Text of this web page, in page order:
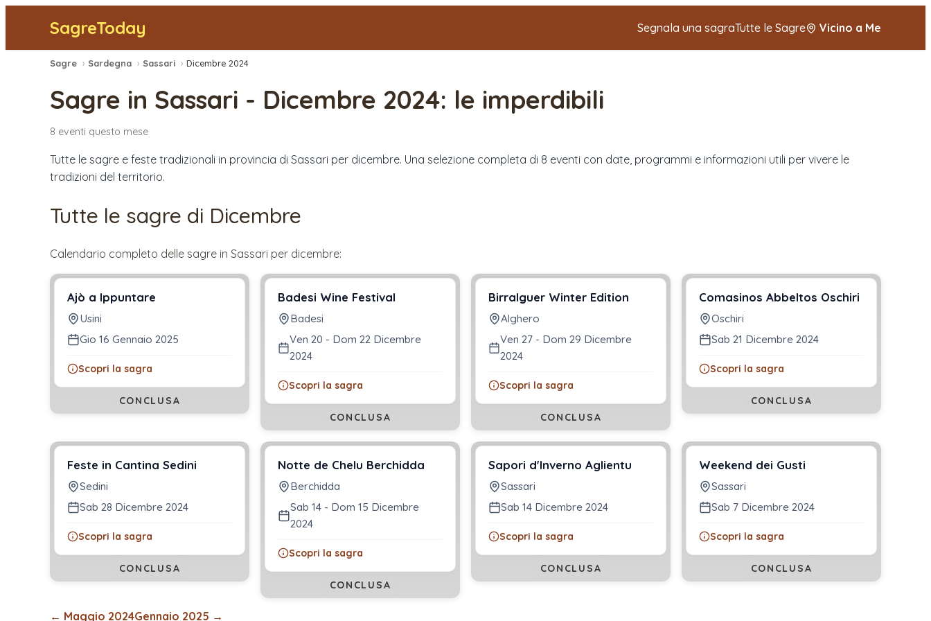
SagreToday Segnala una sagraTutte le Sagre Vicino a Me
Sagre › Sardegna › Sassari › Dicembre 2024
Sagre in Sassari - Dicembre 2024: le imperdibili
8 eventi questo mese
Tutte le sagre e feste tradizionali in provincia di Sassari per dicembre. Una selezione completa di 8 eventi con date, programmi e informazioni utili per vivere le
tradizioni del territorio.
Tutte le sagre di Dicembre
Calendario completo delle sagre in Sassari per dicembre:
Ajò a Ippuntare
Usini
Gio 16 Gennaio 2025
Scopri la sagra
CONCLUSA
Badesi Wine Festival
Badesi
Ven 20 - Dom 22 Dicembre
2024
Scopri la sagra
CONCLUSA
Birralguer Winter Edition
Alghero
Ven 27 - Dom 29 Dicembre
2024
Scopri la sagra
CONCLUSA
Comasinos Abbeltos Oschiri
Oschiri
Sab 21 Dicembre 2024
Scopri la sagra
CONCLUSA
Feste in Cantina Sedini
Sedini
Sab 28 Dicembre 2024
Scopri la sagra
CONCLUSA
Notte de Chelu Berchidda
Berchidda
Sab 14 - Dom 15 Dicembre
2024
Scopri la sagra
CONCLUSA
Sapori d'Inverno Aglientu
Sassari
Sab 14 Dicembre 2024
Scopri la sagra
CONCLUSA
Weekend dei Gusti
Sassari
Sab 7 Dicembre 2024
Scopri la sagra
CONCLUSA
← Maggio 2024Gennaio 2025 →